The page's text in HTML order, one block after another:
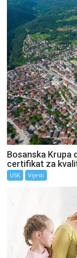
Bosanska Krupa
certifikat za
USK Vijesti